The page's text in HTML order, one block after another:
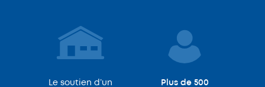
Le soutien d’un
Plus de 500